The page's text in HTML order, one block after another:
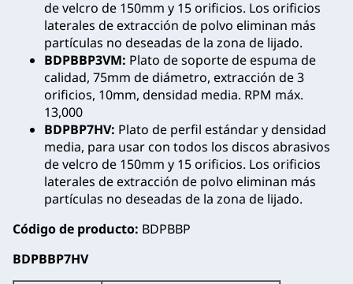
de velcro de 150mm y 15 orificios. Los orificios
laterales de extracción de polvo eliminan más
partículas no deseadas de la zona de lijado.
BDPBBP3VM: Plato de soporte de espuma de
calidad, 75mm de diámetro, extracción de 3
orificios, 10mm, densidad media. RPM máx.
13,000
BDPBP7HV: Plato de perfil estándar y densidad
media, para usar con todos los discos abrasivos
de velcro de 150mm y 15 orificios. Los orificios
laterales de extracción de polvo eliminan más
partículas no deseadas de la zona de lijado.
Código de producto: BDPBBP
BDPBBP7HV